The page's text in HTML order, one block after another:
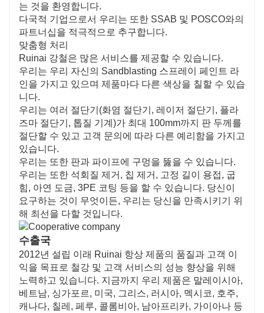
는 것을 환영합니다.
다국적 기업으로서 우리는 또한 SSAB 및 POSCO와의
파트너십을 적극적으로 추구합니다.
맞춤형 처리
Ruinai 강철은 많은 서비스를 제공할 수 있습니다.
우리는 우리 자신의 Sandblasting 스프레이 페인트 라
인을 가지고 있으며 제품마다 다른 색상을 칠할 수 있습
니다.
우리는 여러 절단기(화염 절단기, 레이저 절단기, 플라
즈마 절단기, 톱질 기계)가 최대 100mm까지 판 두께를
절단할 수 있고 고객 문의에 따라 다른 예리함을 가지고
있습니다.
우리는 또한 판과 파이프에 구멍을 뚫을 수 있습니다.
우리는 또한 석회질 제거, 칩 제거, 고정 길이 용접, 굽
힘, 아연 도금, 3PE 코팅 등을 할 수 있습니다. 당신이
요구하는 것이 무엇이든, 우리는 당신을 만족시키기 위
해 최선을 다할 것입니다.
수출국
2012년 설립 이래 Ruinai 항상 제품의 품질과 고객 이
익을 목표로 철강 및 고객 서비스의 성능 향상을 위해
노력하고 있습니다. 지금까지 우리 제품은 말레이시아,
베트남, 싱가포르, 미국, 그리스, 러시아, 멕시코, 호주,
캐나다, 칠레, 페루, 콜롬비아, 남아프리카, 가이아나 등